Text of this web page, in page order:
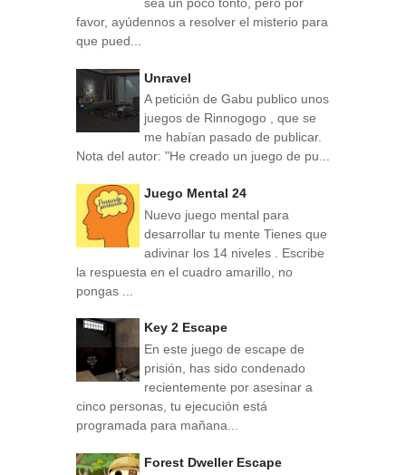
favor, ayúdennos a resolver el misterio para
que pued...
Unravel
A petición de Gabu publico unos
juegos de Rinnogogo , que se
me habían pasado de publicar.
Nota del autor: "He creado un juego de pu...
Juego Mental 24
Nuevo juego mental para
desarrollar tu mente Tienes que
adivinar los 14 niveles . Escribe
la respuesta en el cuadro amarillo, no
pongas ...
Key 2 Escape
En este juego de escape de
prisión, has sido condenado
recientemente por asesinar a
cinco personas, tu ejecución está
programada para mañana...
Forest Dweller Escape